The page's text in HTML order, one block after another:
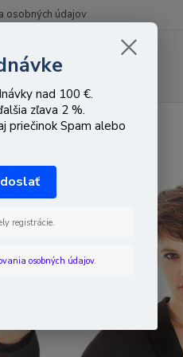
osobných údajov
nad 100 €.
zľava 2 %.
priečinok Spam alebo
registrácie.
osobných údajov.